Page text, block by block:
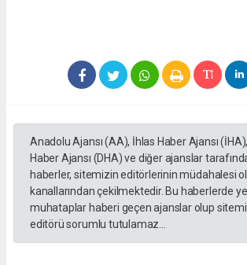
Anadolu Ajansı (AA), İhlas Haber Ajansı
Haber Ajansı (DHA) ve diğer ajanslar
haberler, sitemizin editörlerinin müdahalesi
kanallarından çekilmektedir. Bu haberlerde
muhataplar haberi geçen ajanslar olup
editörü sorumlu tutulamaz...